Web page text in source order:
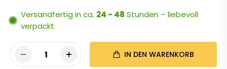
Versandfertig in ca. 24 - 48 Stunden – liebevoll
verpackt
1 IN DEN WARENKORB